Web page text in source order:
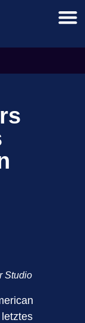
Studio